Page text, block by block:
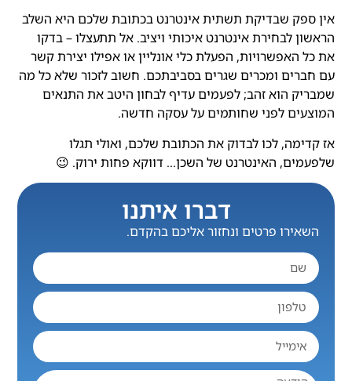
אין ספק שבדיקת תשתית אינטרנט בכתובת שלכם היא השלב
הראשון לבחירת אינטרנט איכותי ויציב. אל תתעצלו – בדקו
את כל האפשרויות, הפעלת כלי אונליין או אפילו יצירת קשר
עם חברים ומכרים שגרים בסביבתכם. חשוב לזכור שלא כל מה
שמבריק הוא זהב; לפעמים עדיף לבחון היטב את התנאים
המוצעים לפני שחותמים על עסקה חדשה.
אז קדימה, לכו לבדוק את הכתובת שלכם, ואולי תגלו
שלפעמים, האינטרנט של השכן… דווקא פחות ירוק. 😉
דברו איתנו
השאירו פרטים ונחזור אליכם בהקדם.